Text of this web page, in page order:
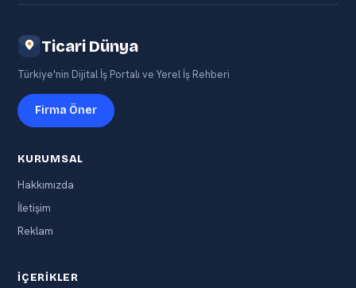
Ticari Dünya
Türkiye'nin Dijital İş Portalı ve Yerel İş Rehberi
Firma Öner
KURUMSAL
Hakkımızda
İletişim
Reklam
İÇERIKLER